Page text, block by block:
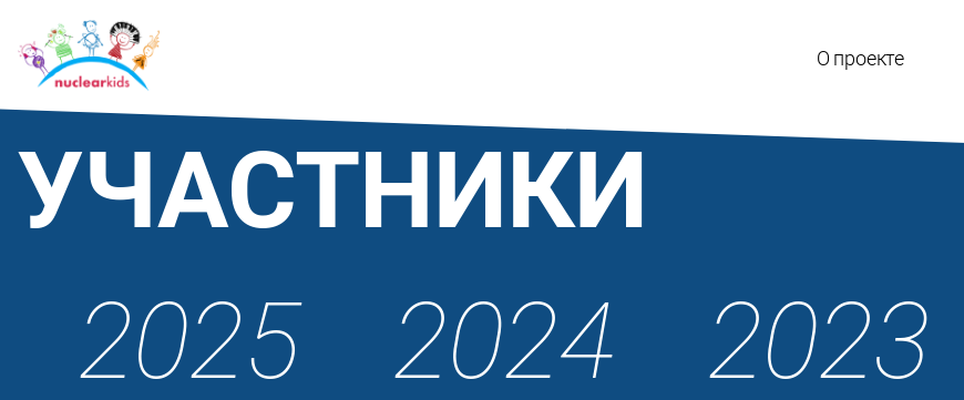
О проекте
УЧАСТНИКИ
2025
2024 2023